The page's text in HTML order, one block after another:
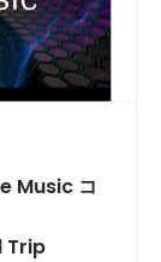
Music コ
Trip